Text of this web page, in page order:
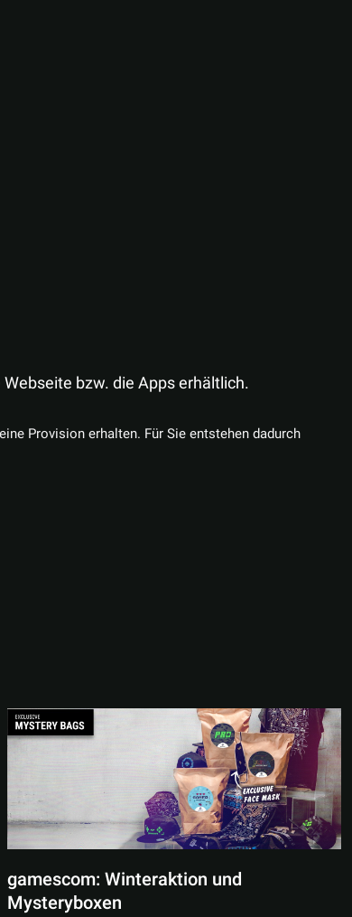
bzw. die Apps erhältlich.
Provision erhalten. Für Sie entstehen dadurch
gamescom: Winteraktion und
Mysteryboxen